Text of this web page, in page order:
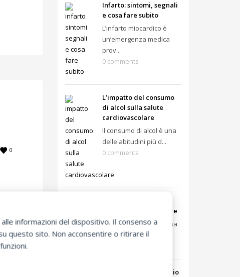
informazioni del dispositivo. Il consenso a
questo sito. Non acconsentire o ritirare il
0
Infarto: sintomi, segnali
e cosa fare subito
L’infarto miocardico è
un’emergenza medica
prov...
0 comments
L’impatto del consumo
di alcol sulla salute
cardiovascolare
Il consumo di alcol è una
delle abitudini più d...
0 comments
rischio cardiovascolare
Il diabete non è solo una
malattia metabolica: ...
Fumo passivo: un rischio